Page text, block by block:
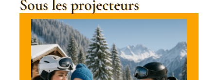
Sous les projecteurs